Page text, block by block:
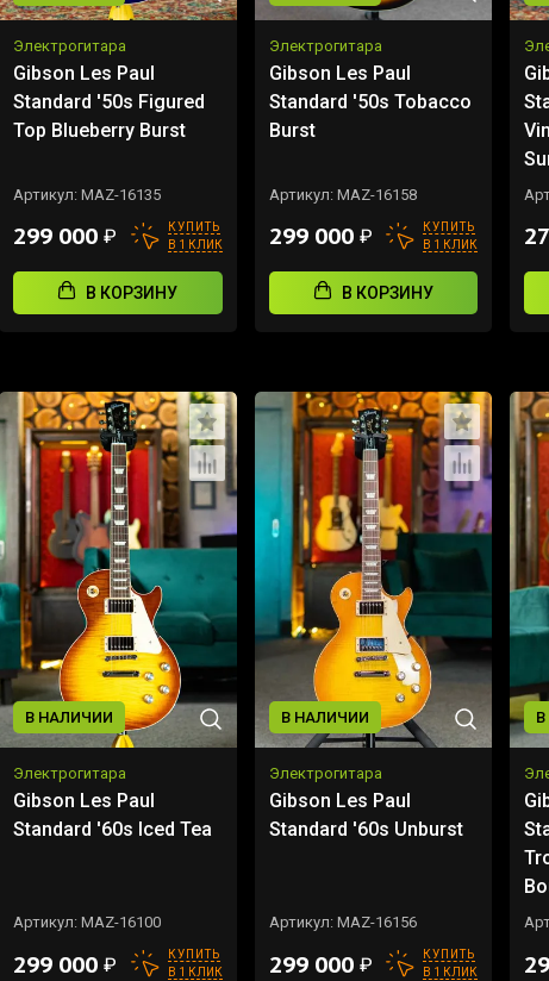
Электрогитара
Gibson Les Paul
Standard '50s Figured
Top Blueberry Burst
Артикул: MAZ-16135
299 000 ₽
КУПИТЬ
В 1 КЛИК
В КОРЗИНУ
Электрогитара
Gibson Les Paul
Standard '50s Tobacco
Burst
Артикул: MAZ-16158
299 000 ₽
КУПИТЬ
В 1 КЛИК
В КОРЗИНУ
В НАЛИЧИИ
Электрогитара
Gibson Les Paul
Standard '60s Iced Tea
Артикул: MAZ-16100
299 000 ₽
КУПИТЬ
В 1 КЛИК
В НАЛИЧИИ
Электрогитара
Gibson Les Paul
Standard '60s Unburst
Артикул: MAZ-16156
299 000 ₽
КУПИТЬ
В 1 КЛИК